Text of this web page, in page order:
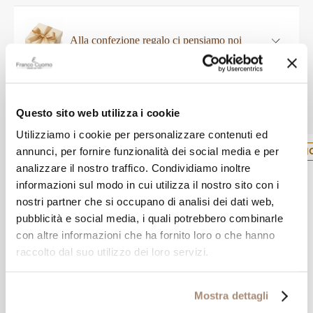
Questo sito web utilizza i cookie
Utilizziamo i cookie per personalizzare contenuti ed
annunci, per fornire funzionalità dei social media e per
analizzare il nostro traffico. Condividiamo inoltre
informazioni sul modo in cui utilizza il nostro sito con i
nostri partner che si occupano di analisi dei dati web,
pubblicità e social media, i quali potrebbero combinarle
con altre informazioni che ha fornito loro o che hanno
raccolto dal suo utilizzo dei loro servizi.
Mostra dettagli
Alla confezione regalo ci pensiamo noi
NOVITÀ